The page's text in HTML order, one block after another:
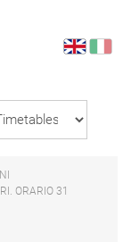
ORARIO 31